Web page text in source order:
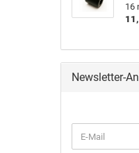
16
Newsletter-